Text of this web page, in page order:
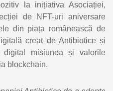
la inițiativa Asociației,
de NFT-uri aniversare
din piața românească de
creat de Antibiotice și
misiunea și valorile
blockchain.